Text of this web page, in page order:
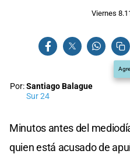
Viernes
Por:Santiago Balague
Sur 24
Minutos antes del
quien está acusado de